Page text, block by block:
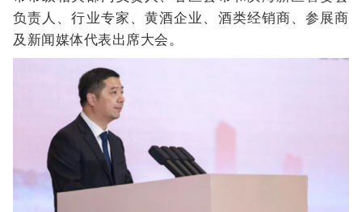
负责人、行业专家、黄酒企业、酒类经销商、参展商
及新闻媒体代表出席大会。